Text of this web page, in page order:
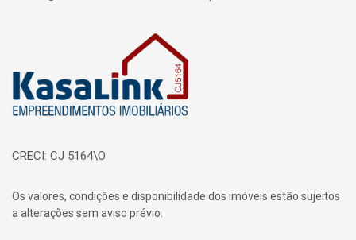
CRECI: CJ 5164\O
Os valores, condições e disponibilidade dos imóveis estão sujeitos
a alterações sem aviso prévio.